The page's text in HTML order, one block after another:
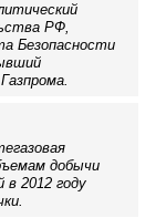
РФ,
Безопасности
добычи
в 2012 году